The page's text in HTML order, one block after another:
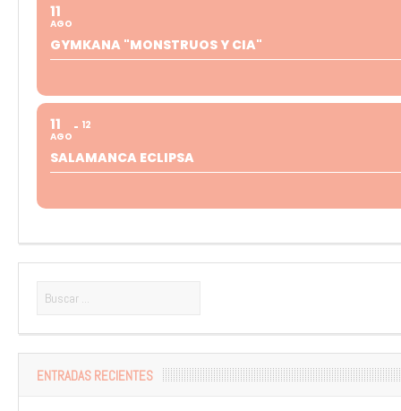
11
AGO
GYMKANA "MONSTRUOS Y CIA"
11
AGO
12
SALAMANCA ECLIPSA
ENTRADAS RECIENTES